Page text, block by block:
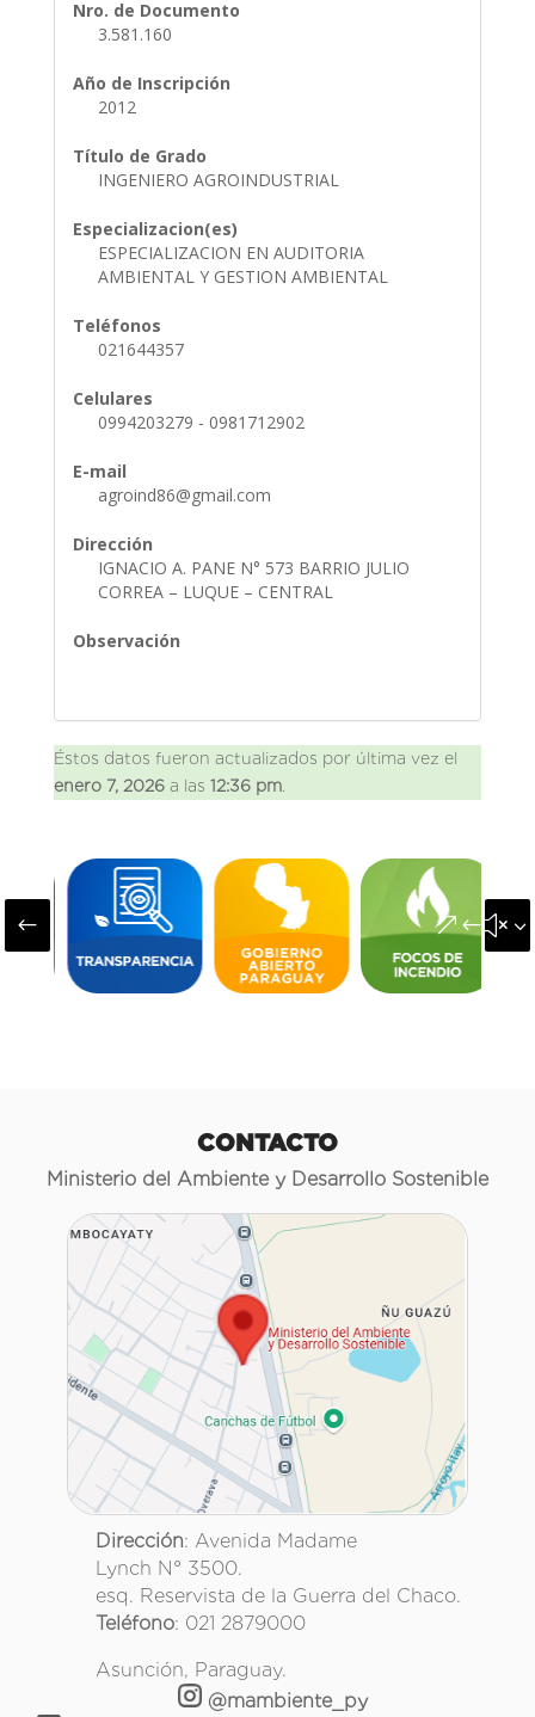
Nro. de Documento
3.581.160
Año de Inscripción
2012
Título de Grado
INGENIERO AGROINDUSTRIAL
Especializacion(es)
ESPECIALIZACION EN AUDITORIA
AMBIENTAL Y GESTION AMBIENTAL
Teléfonos
021644357
Celulares
0994203279 - 0981712902
E-mail
agroind86@gmail.com
Dirección
IGNACIO A. PANE N° 573 BARRIO JULIO
CORREA – LUQUE – CENTRAL
Observación
Éstos datos fueron actualizados por última vez el
enero 7, 2026a las 12:36 pm.
#
CONTACTO
Ministerio del Ambiente y Desarrollo Sostenible
Dirección: Avenida Madame
Lynch N° 3500.
esq. Reservista de la Guerra del Chaco.
Teléfono: 021 2879000
Asunción, Paraguay.
@mambiente_py